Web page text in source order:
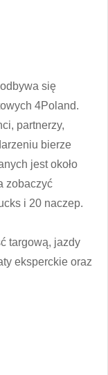
się
4Poland.
partnerzy,
bierze
jest około
zobaczyć
i 20 naczep.
targową, jazdy
eksperckie oraz